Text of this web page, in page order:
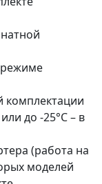
комплектации
до -25°С – в
(работа на
моделей